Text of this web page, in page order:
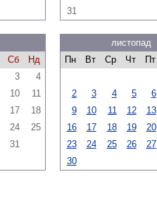
31
Сб
Нд
3
4
10
11
17
18
24
25
31
листопад
Пн
Вт Ср Чт Пт
2
3 4 5 6
9
10 11 12 13
16
17 18 19 20
23
24 25 26 27
30